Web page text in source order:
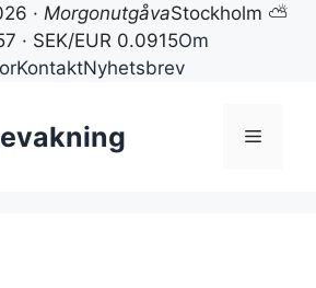
· MorgonutgåvaStockholm ⛅
· SEK/EUR 0.0915Om
KontaktNyhetsbrev
Meny